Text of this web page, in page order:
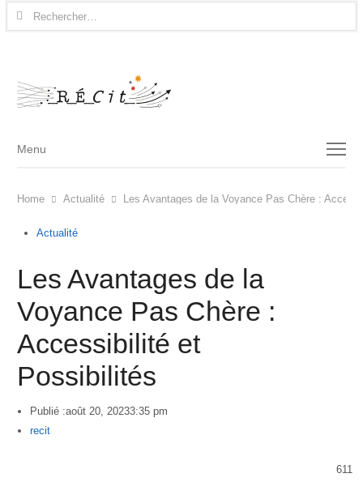
Rechercher :
Menu
Menu
Home Actualité Les Avantages de la Voyance Pas Chère :
Actualité
Les Avantages de la
Voyance Pas Chère :
Accessibilité et
Possibilités
Publié :août 20, 20233:35 pm
Author
recit
611